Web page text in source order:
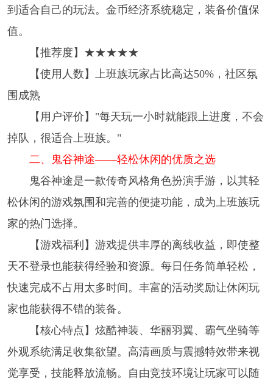
到适合自己的玩法。金币经济系统稳定，装备价值保
值。
【推荐度】★★★★★
【使用人数】上班族玩家占比高达50%，社区氛
围成熟
【用户评价】"每天玩一小时就能跟上进度，不会
掉队，很适合上班族。"
二、鬼谷神途——轻松休闲的优质之选
鬼谷神途是一款传奇风格角色扮演手游，以其轻
松休闲的游戏氛围和完善的便捷功能，成为上班族玩
家的热门选择。
【游戏福利】游戏提供丰厚的离线收益，即使整
天不登录也能获得经验和资源。每日任务简单轻松，
快速完成不占用太多时间。丰富的活动奖励让休闲玩
家也能获得不错的装备。
【核心特点】炫酷神装、华丽羽翼、霸气坐骑等
外观系统满足收集欲望。高清画质与震撼特效带来视
觉享受，技能释放流畅。自由竞技环境让玩家可以随